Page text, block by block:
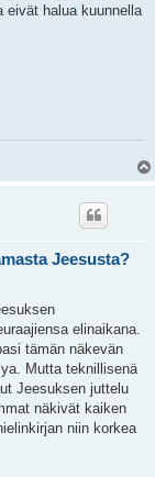
eivät halua kuunnella
Jeesusta?
elinaikana.
tämän näkevän
Mutta teknillisenä
Jeesuksen juttelu
näkivät kaiken
niin korkea